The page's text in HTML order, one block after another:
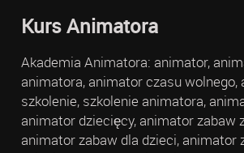
Kurs Animatora
Akademia Animatora: animator,
animatora, animator czasu wolnego,
szkolenie, szkolenie animatora,
animator dziecięcy, animator zabaw
animator zabaw dla dzieci, animator